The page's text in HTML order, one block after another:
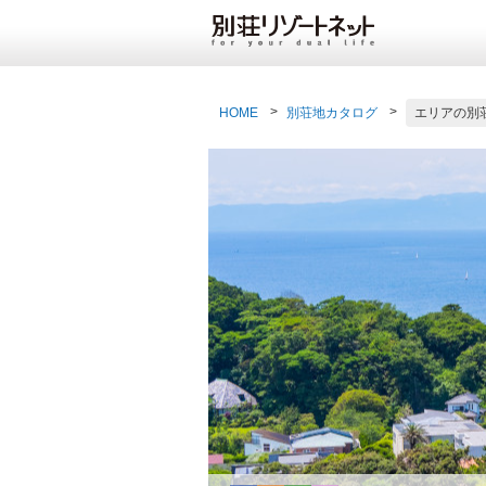
HOME 別荘地カタログ エリアの別